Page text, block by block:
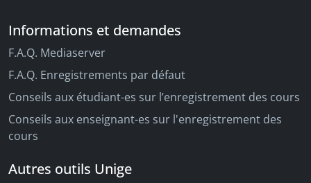
Informations et demandes
F.A.Q. Mediaserver
F.A.Q. Enregistrements par défaut
Conseils aux étudiant-es sur l’enregistrement des cours
Conseils aux enseignant-es sur l'enregistrement des
cours
Autres outils Unige